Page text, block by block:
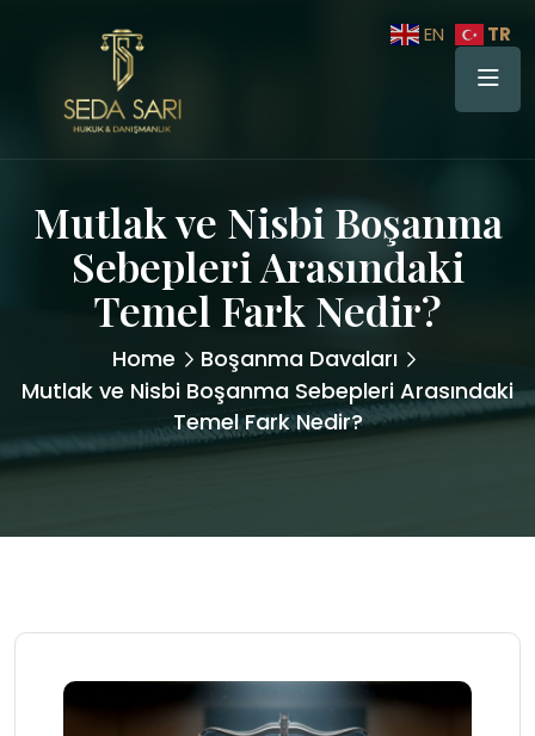
Mutlak ve Nisbi Boşanma
Sebepleri Arasındaki
Temel Fark Nedir?
Home
Boşanma Davaları
Mutlak ve Nisbi Boşanma Sebepleri Arasındaki
Temel Fark Nedir?
EN TR